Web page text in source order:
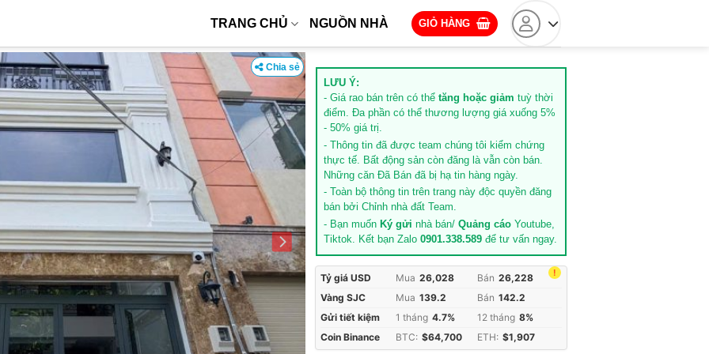
TRANG CHỦ NGUỒN NHÀ GIỎ HÀNG
Chia sẻ
LƯU Ý:
- Giá rao bán trên có thể tăng hoặc giảm tuỳ thời
điểm. Đa phần có thể thương lượng giá xuống 5%
- 50% giá trị.
- Thông tin đã được team chúng tôi kiểm chứng
thực tế. Bất động sản còn đăng là vẫn còn bán.
Những căn Đã Bán đã bị hạ tin hàng ngày.
- Toàn bộ thông tin trên trang này độc quyền đăng
bán bởi Chỉnh nhà đất Team.
- Bạn muốn Ký gửi nhà bán/ Quảng cáo Youtube,
Tiktok. Kết bạn Zalo 0901.338.589 để tư vấn ngay.
!
Tỷ giá USD Mua 26,028 Bán 26,228
Vàng SJC
Mua 139.2 Bán 142.2
Gửi tiết kiệm
1 tháng 4.7% 12 tháng 8%
Coin Binance
BTC: $64,700 ETH: $1,907